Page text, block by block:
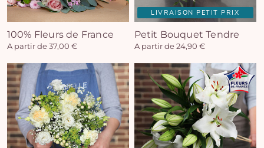
100% Fleurs de France
A partir de 37,00 €
LIVRAISON PETIT PRIX
Petit Bouquet Tendre
A partir de 24,90 €